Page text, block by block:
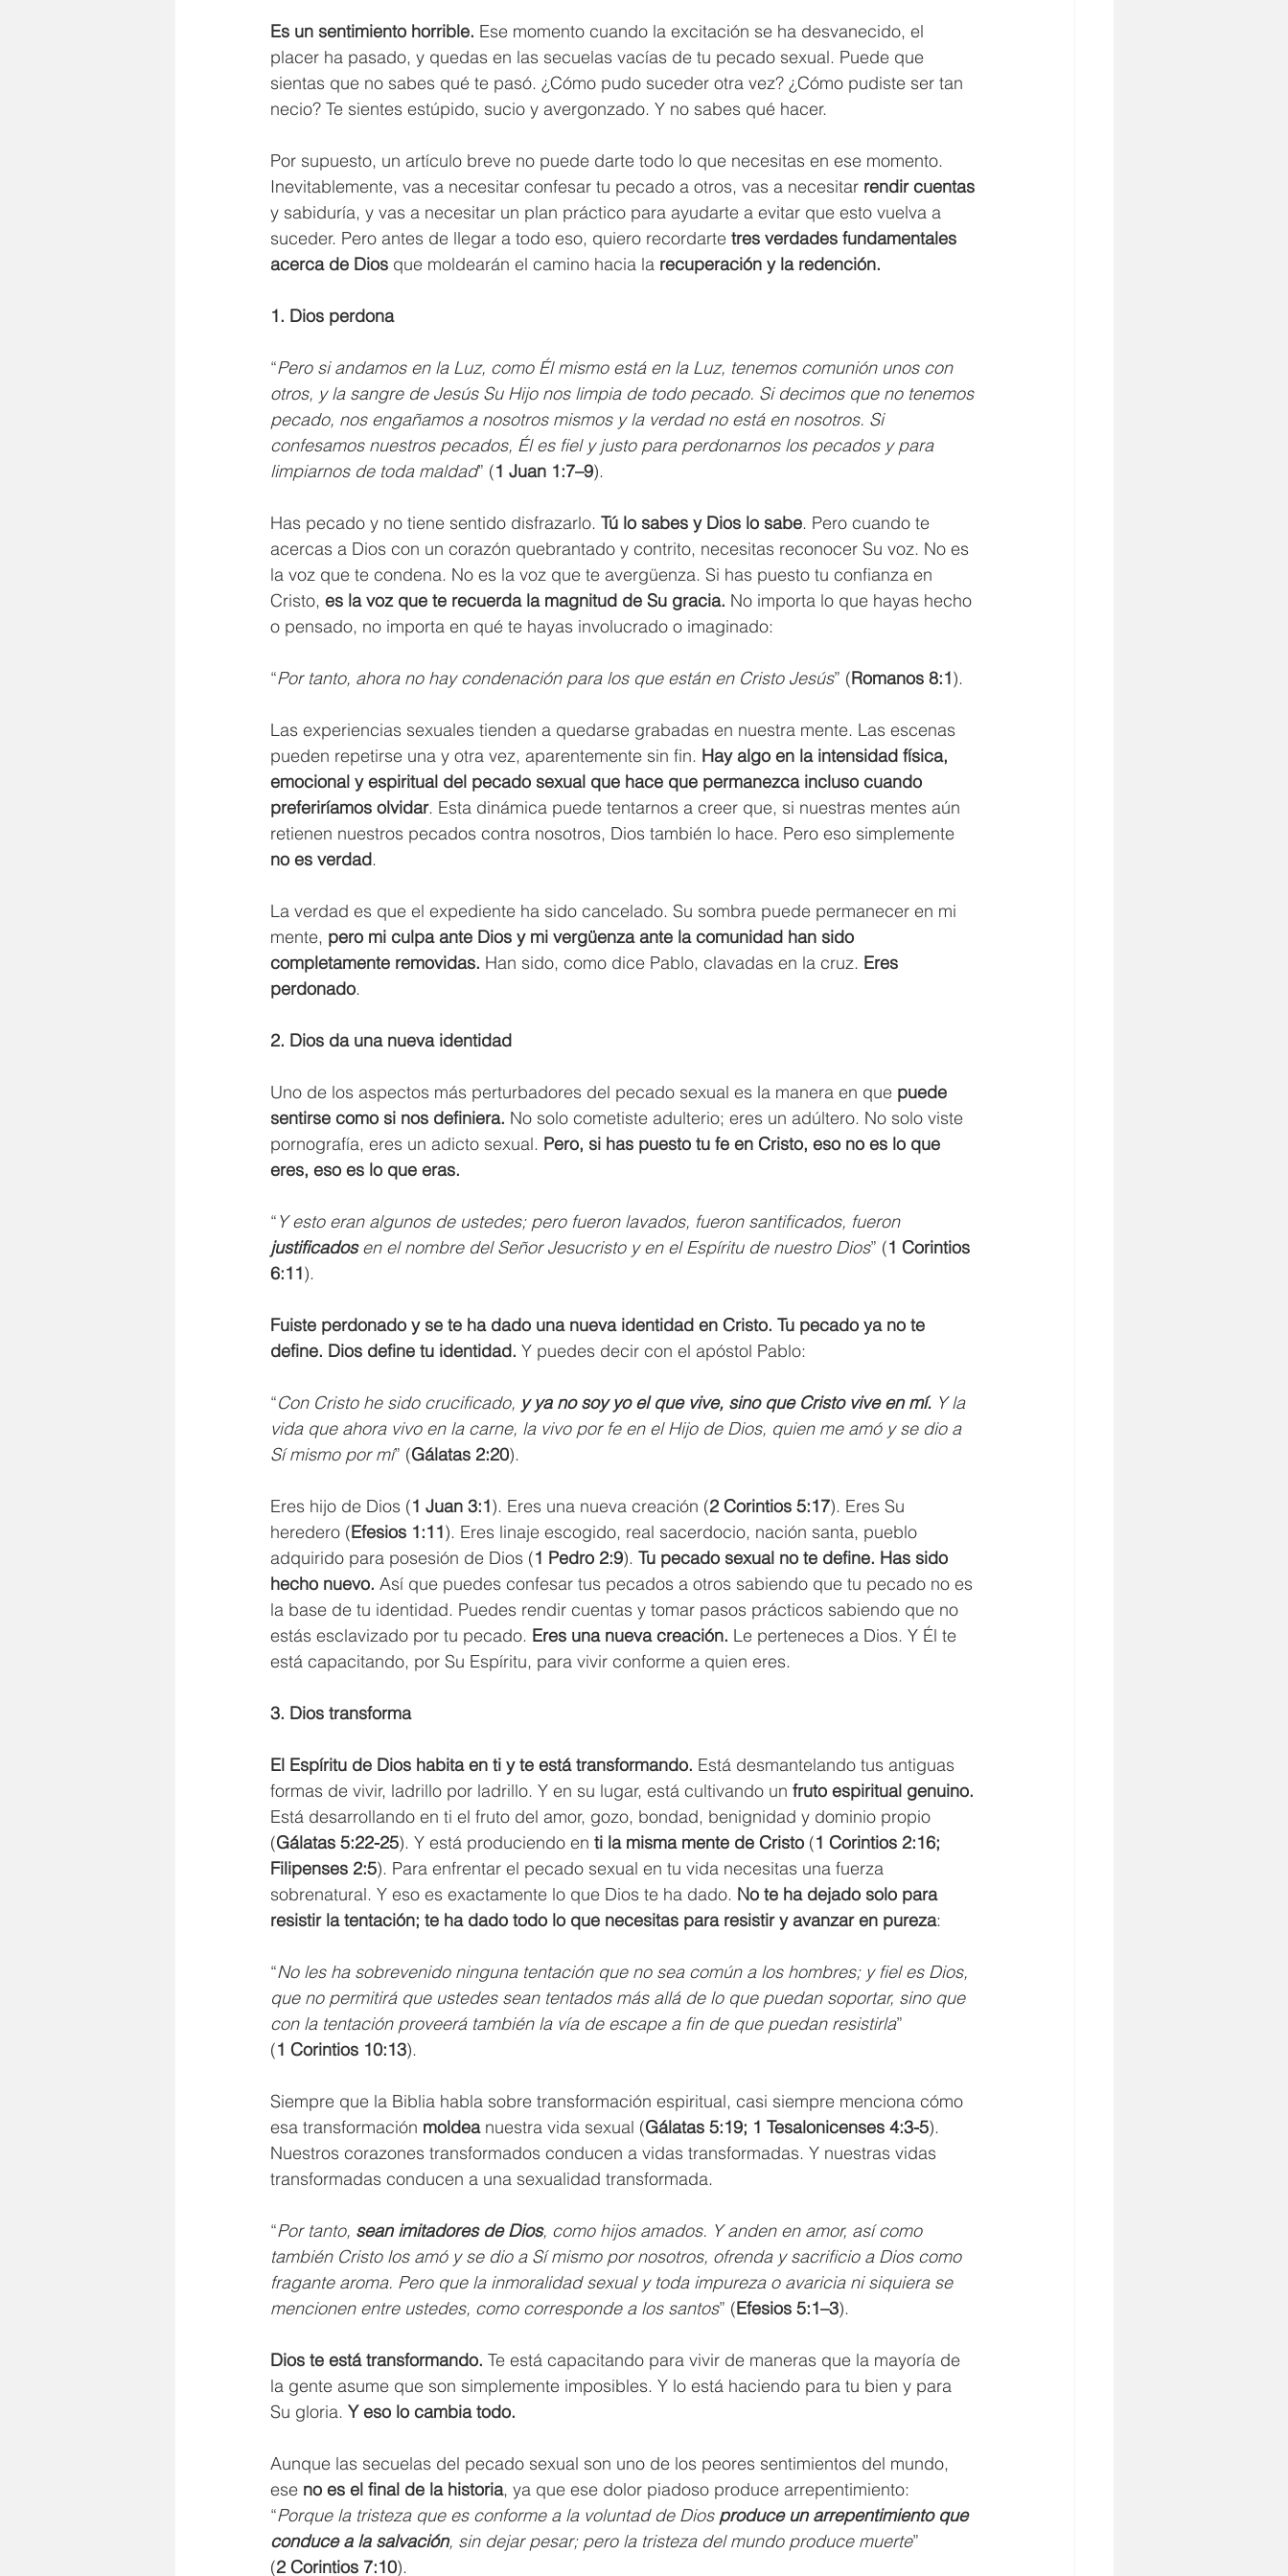
Es un sentimiento horrible. Ese momento cuando la excitación se ha desvanecido, el
placer ha pasado, y quedas en las secuelas vacías de tu pecado sexual. Puede que
sientas que no sabes qué te pasó. ¿Cómo pudo suceder otra vez? ¿Cómo pudiste ser tan
necio? Te sientes estúpido, sucio y avergonzado. Y no sabes qué hacer.
Por supuesto, un artículo breve no puede darte todo lo que necesitas en ese momento.
Inevitablemente, vas a necesitar confesar tu pecado a otros, vas a necesitar rendir cuentas
y sabiduría, y vas a necesitar un plan práctico para ayudarte a evitar que esto vuelva a
suceder. Pero antes de llegar a todo eso, quiero recordarte tres verdades fundamentales
acerca de Dios que moldearán el camino hacia la recuperación y la redención.
1. Dios perdona
“Pero si andamos en la Luz, como Él mismo está en la Luz, tenemos comunión unos con
otros, y la sangre de Jesús Su Hijo nos limpia de todo pecado. Si decimos que no tenemos
pecado, nos engañamos a nosotros mismos y la verdad no está en nosotros. Si
confesamos nuestros pecados, Él es fiel y justo para perdonarnos los pecados y para
limpiarnos de toda maldad” (1 Juan 1:7–9).
Has pecado y no tiene sentido disfrazarlo. Tú lo sabes y Dios lo sabe. Pero cuando te
acercas a Dios con un corazón quebrantado y contrito, necesitas reconocer Su voz. No es
la voz que te condena. No es la voz que te avergüenza. Si has puesto tu confianza en
Cristo, es la voz que te recuerda la magnitud de Su gracia. No importa lo que hayas hecho
o pensado, no importa en qué te hayas involucrado o imaginado:
“Por tanto, ahora no hay condenación para los que están en Cristo Jesús” (Romanos 8:1).
Las experiencias sexuales tienden a quedarse grabadas en nuestra mente. Las escenas
pueden repetirse una y otra vez, aparentemente sin fin. Hay algo en la intensidad física,
emocional y espiritual del pecado sexual que hace que permanezca incluso cuando
preferiríamos olvidar. Esta dinámica puede tentarnos a creer que, si nuestras mentes aún
retienen nuestros pecados contra nosotros, Dios también lo hace. Pero eso simplemente
no es verdad.
La verdad es que el expediente ha sido cancelado. Su sombra puede permanecer en mi
mente, pero mi culpa ante Dios y mi vergüenza ante la comunidad han sido
completamente removidas. Han sido, como dice Pablo, clavadas en la cruz. Eres
perdonado.
2. Dios da una nueva identidad
Uno de los aspectos más perturbadores del pecado sexual es la manera en que puede
sentirse como si nos definiera. No solo cometiste adulterio; eres un adúltero. No solo viste
pornografía, eres un adicto sexual. Pero, si has puesto tu fe en Cristo, eso no es lo que
eres, eso es lo que eras.
“Y esto eran algunos de ustedes; pero fueron lavados, fueron santificados, fueron
justificados en el nombre del Señor Jesucristo y en el Espíritu de nuestro Dios” (1 Corintios
6:11).
Fuiste perdonado y se te ha dado una nueva identidad en Cristo. Tu pecado ya no te
define. Dios define tu identidad. Y puedes decir con el apóstol Pablo:
“Con Cristo he sido crucificado, y ya no soy yo el que vive, sino que Cristo vive en mí. Y la
vida que ahora vivo en la carne, la vivo por fe en el Hijo de Dios, quien me amó y se dio a
Sí mismo por mí” (Gálatas 2:20).
Eres hijo de Dios (1 Juan 3:1). Eres una nueva creación (2 Corintios 5:17). Eres Su
heredero (Efesios 1:11). Eres linaje escogido, real sacerdocio, nación santa, pueblo
adquirido para posesión de Dios (1 Pedro 2:9). Tu pecado sexual no te define. Has sido
hecho nuevo. Así que puedes confesar tus pecados a otros sabiendo que tu pecado no es
la base de tu identidad. Puedes rendir cuentas y tomar pasos prácticos sabiendo que no
estás esclavizado por tu pecado. Eres una nueva creación. Le perteneces a Dios. Y Él te
está capacitando, por Su Espíritu, para vivir conforme a quien eres.
3. Dios transforma
El Espíritu de Dios habita en ti y te está transformando. Está desmantelando tus antiguas
formas de vivir, ladrillo por ladrillo. Y en su lugar, está cultivando un fruto espiritual genuino.
Está desarrollando en ti el fruto del amor, gozo, bondad, benignidad y dominio propio
(Gálatas 5:22-25). Y está produciendo en ti la misma mente de Cristo (1 Corintios 2:16;
Filipenses 2:5). Para enfrentar el pecado sexual en tu vida necesitas una fuerza
sobrenatural. Y eso es exactamente lo que Dios te ha dado. No te ha dejado solo para
resistir la tentación; te ha dado todo lo que necesitas para resistir y avanzar en pureza:
“No les ha sobrevenido ninguna tentación que no sea común a los hombres; y fiel es Dios,
que no permitirá que ustedes sean tentados más allá de lo que puedan soportar, sino que
con la tentación proveerá también la vía de escape a fin de que puedan resistirla”
(1 Corintios 10:13).
Siempre que la Biblia habla sobre transformación espiritual, casi siempre menciona cómo
esa transformación moldea nuestra vida sexual (Gálatas 5:19; 1 Tesalonicenses 4:3-5).
Nuestros corazones transformados conducen a vidas transformadas. Y nuestras vidas
transformadas conducen a una sexualidad transformada.
“Por tanto, sean imitadores de Dios, como hijos amados. Y anden en amor, así como
también Cristo los amó y se dio a Sí mismo por nosotros, ofrenda y sacrificio a Dios como
fragante aroma. Pero que la inmoralidad sexual y toda impureza o avaricia ni siquiera se
mencionen entre ustedes, como corresponde a los santos” (Efesios 5:1–3).
Dios te está transformando. Te está capacitando para vivir de maneras que la mayoría de
la gente asume que son simplemente imposibles. Y lo está haciendo para tu bien y para
Su gloria. Y eso lo cambia todo.
Aunque las secuelas del pecado sexual son uno de los peores sentimientos del mundo,
ese no es el final de la historia, ya que ese dolor piadoso produce arrepentimiento:
“Porque la tristeza que es conforme a la voluntad de Dios produce un arrepentimiento que
conduce a la salvación, sin dejar pesar; pero la tristeza del mundo produce muerte”
(2 Corintios 7:10).